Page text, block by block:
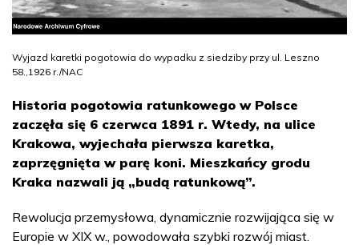
Wyjazd karetki pogotowia do wypadku z siedziby przy ul. Leszno
58.,1926 r./NAC
Historia pogotowia ratunkowego w Polsce
zaczęła się 6 czerwca 1891 r. Wtedy, na ulice
Krakowa, wyjechała pierwsza karetka,
zaprzęgnięta w parę koni. Mieszkańcy grodu
Kraka nazwali ją „budą ratunkową”.
Rewolucja przemysłowa, dynamicznie rozwijająca się w
Europie w XIX w., powodowała szybki rozwój miast.